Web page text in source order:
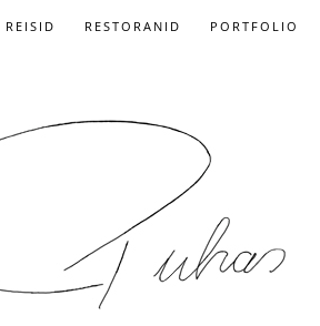
REISID RESTORANID PORTFOLIO